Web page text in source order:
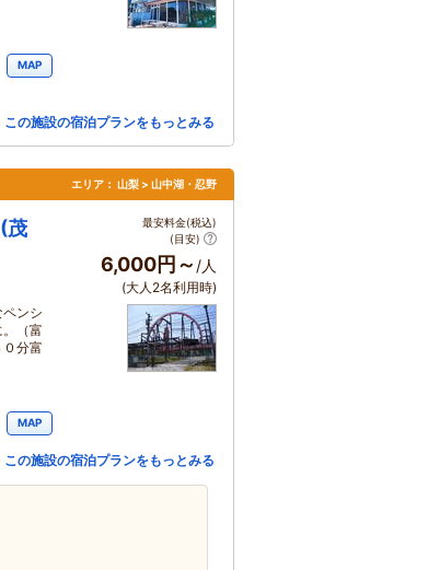
MAP
この施設の宿泊プランをもっとみる
エリア： 山梨 > 山中湖・忍野
茂
ンシ
（富
分富
MAP
最安料金(税込)
(目安)
6,000円～ /人
(大人2名利用時)
この施設の宿泊プランをもっとみる